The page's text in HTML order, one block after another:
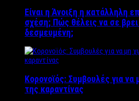
Είναι η Άνοιξη η κατάλληλη
σχέση; Πώς θέλεις να σε βρει
δεσμευμένη;
Κορονοϊός: Συμβουλές για να
της καραντίνας